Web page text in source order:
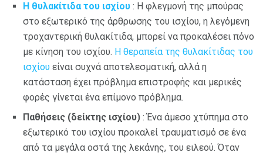
Η θυλακίτιδα του ισχίου : Η φλεγμονή της μπούρας
στο εξωτερικό της άρθρωσης του ισχίου, η λεγόμενη
τροχαντερική θυλακίτιδα, μπορεί να προκαλέσει πόνο
με κίνηση του ισχίου. Η θεραπεία της θυλακίτιδας του
ισχίου είναι συχνά αποτελεσματική, αλλά η
κατάσταση έχει πρόβλημα επιστροφής και μερικές
φορές γίνεται ένα επίμονο πρόβλημα.
Παθήσεις (δείκτης ισχίου) : Ένα άμεσο χτύπημα στο
εξωτερικό του ισχίου προκαλεί τραυματισμό σε ένα
από τα μεγάλα οστά της λεκάνης, του ειλεού. Όταν